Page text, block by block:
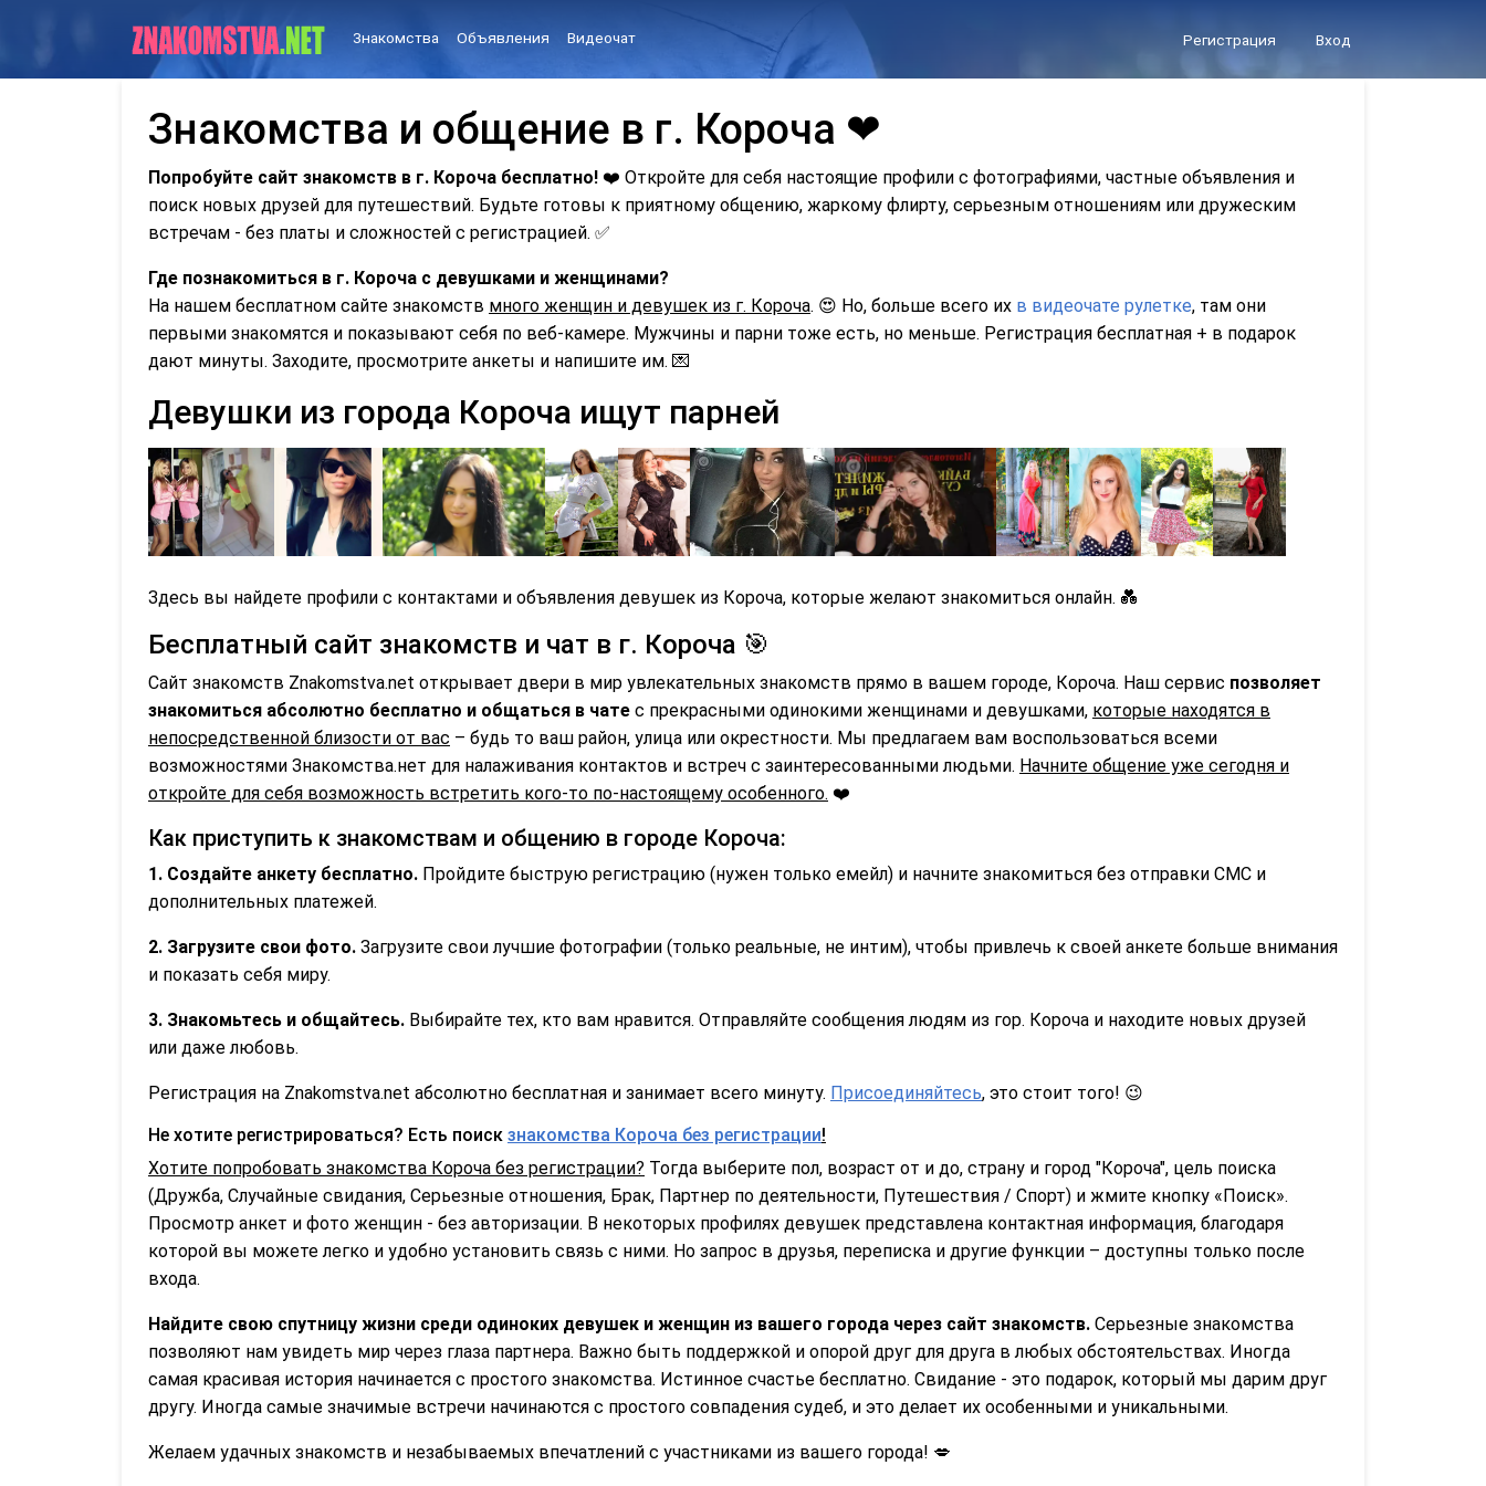
Знакомства Объявления Видеочат Регистрация Вход
Знакомства и общение в г. Короча ❤
Попробуйте сайт знакомств в г. Короча бесплатно! ❤️ Откройте для себя настоящие профили с фотографиями, частные объявления и
поиск новых друзей для путешествий. Будьте готовы к приятному общению, жаркому флирту, серьезным отношениям или дружеским
встречам - без платы и сложностей с регистрацией. ✅
Где познакомиться в г. Короча с девушками и женщинами?
На нашем бесплатном сайте знакомств много женщин и девушек из г. Короча. 😍 Но, больше всего их в видеочате рулетке, там они
первыми знакомятся и показывают себя по веб-камере. Мужчины и парни тоже есть, но меньше. Регистрация бесплатная + в подарок
дают минуты. Заходите, просмотрите анкеты и напишите им. 💌
Девушки из города Короча ищут парней
Здесь вы найдете профили с контактами и объявления девушек из Короча, которые желают знакомиться онлайн. 💑
Бесплатный сайт знакомств и чат в г. Короча 🎯
Сайт знакомств Znakomstva.net открывает двери в мир увлекательных знакомств прямо в вашем городе, Короча. Наш сервис позволяет
знакомиться абсолютно бесплатно и общаться в чате с прекрасными одинокими женщинами и девушками, которые находятся в
непосредственной близости от вас – будь то ваш район, улица или окрестности. Мы предлагаем вам воспользоваться всеми
возможностями Знакомства.нет для налаживания контактов и встреч с заинтересованными людьми. Начните общение уже сегодня и
откройте для себя возможность встретить кого-то по-настоящему особенного. ❤️
Как приступить к знакомствам и общению в городе Короча:
1. Создайте анкету бесплатно. Пройдите быструю регистрацию (нужен только емейл) и начните знакомиться без отправки СМС и
дополнительных платежей.
2. Загрузите свои фото. Загрузите свои лучшие фотографии (только реальные, не интим), чтобы привлечь к своей анкете больше внимания
и показать себя миру.
3. Знакомьтесь и общайтесь. Выбирайте тех, кто вам нравится. Отправляйте сообщения людям из гор. Короча и находите новых друзей
или даже любовь.
Регистрация на Znakomstva.net абсолютно бесплатная и занимает всего минуту. Присоединяйтесь, это стоит того! 😉
Не хотите регистрироваться? Есть поиск знакомства Короча без регистрации!
Хотите попробовать знакомства Короча без регистрации? Тогда выберите пол, возраст от и до, страну и город "Короча", цель поиска
(Дружба, Случайные свидания, Серьезные отношения, Брак, Партнер по деятельности, Путешествия / Спорт) и жмите кнопку «Поиск».
Просмотр анкет и фото женщин - без авторизации. В некоторых профилях девушек представлена контактная информация, благодаря
которой вы можете легко и удобно установить связь с ними. Но запрос в друзья, переписка и другие функции – доступны только после
входа.
Найдите свою спутницу жизни среди одиноких девушек и женщин из вашего города через сайт знакомств. Серьезные знакомства
позволяют нам увидеть мир через глаза партнера. Важно быть поддержкой и опорой друг для друга в любых обстоятельствах. Иногда
самая красивая история начинается с простого знакомства. Истинное счастье бесплатно. Свидание - это подарок, который мы дарим друг
другу. Иногда самые значимые встречи начинаются с простого совпадения судеб, и это делает их особенными и уникальными.
Желаем удачных знакомств и незабываемых впечатлений с участниками из вашего города! 💋